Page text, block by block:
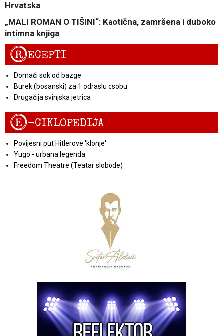
Hrvatska
„MALI ROMAN O TIŠINI“: Kaotična, zamršena i duboko
intimna knjiga
RECEPTI
Domaći sok od bazge
Burek (bosanski) za 1 odraslu osobu
Drugačija svinjska jetrica
E-CIKLOPEDIJA
Povijesni put Hitlerove 'klonje'
Yugo - urbana legenda
Freedom Theatre (Teatar slobode)